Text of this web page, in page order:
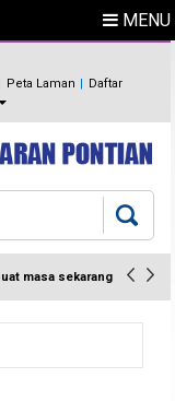
MENU
Peta Laman Daftar
masa sekarang